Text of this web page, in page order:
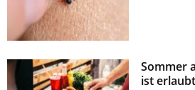
Sommer
ist